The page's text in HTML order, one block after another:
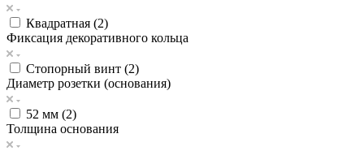
Квадратная (2)
Фиксация декоративного кольца
Стопорный винт (2)
Диаметр розетки (основания)
52 мм (2)
Толщина основания